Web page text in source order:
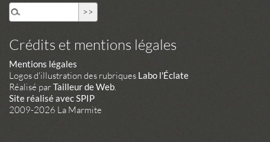
Crédits et mentions légales
Mentions légales
Logos d'illustration des rubriques Labo l'Éclate
Réalisé parTailleur de Web
Site réalisé avec SPIP
2009-2026 La Marmite